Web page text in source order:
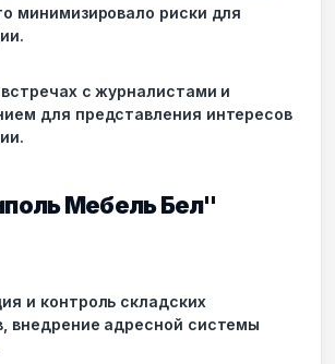
минимизировало риски для
с журналистами и
для представления интересов
Мебель Бел"
и контроль складских
внедрение адресной системы